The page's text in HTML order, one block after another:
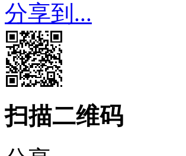
分享到...
扫描二维码